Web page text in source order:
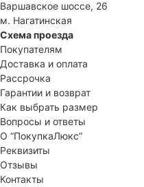
Варшавское шоссе, 26
м. Нагатинская
Схема проезда
Покупателям
Доставка и оплата
Рассрочка
Гарантии и возврат
Как выбрать размер
Вопросы и ответы
О “ПокупкаЛюкс”
Реквизиты
Отзывы
Контакты